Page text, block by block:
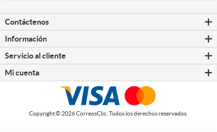
Contáctenos
Información
Servicio al cliente
Mi cuenta
Copyright © 2026 CorreosClic. Todos los derechos reservados.